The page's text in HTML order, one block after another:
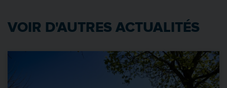
VOIR D'AUTRES ACTUALITÉS